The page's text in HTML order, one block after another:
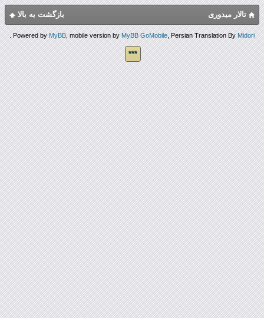
بازگشت به بالا تالار میدوری
Powered byMyBB, mobile version byMyBB GoMobile, Persian Translation ByMidori
.
***